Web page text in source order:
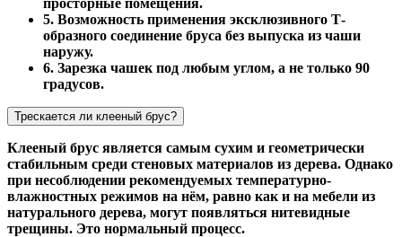
просторные помещения.
5. Возможность применения эксклюзивного Т-
образного соединение бруса без выпуска из чаши
наружу.
6. Зарезка чашек под любым углом, а не только 90
градусов.
Трескается ли клееный брус?
Клееный брус является самым сухим и геометрически
стабильным среди стеновых материалов из дерева. Однако
при несоблюдении рекомендуемых температурно-
влажностных режимов на нём, равно как и на мебели из
натурального дерева, могут появляться нитевидные
трещины. Это нормальный процесс.